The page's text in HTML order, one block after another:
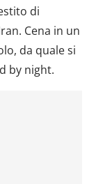
di
Cena in un
da quale si
by night.